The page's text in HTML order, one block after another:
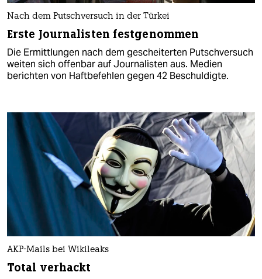
Nach dem Putschversuch in der Türkei
Erste Journalisten festgenommen
Die Ermittlungen nach dem gescheiterten Putschversuch
weiten sich offenbar auf Journalisten aus. Medien
berichten von Haftbefehlen gegen 42 Beschuldigte.
AKP-Mails bei Wikileaks
Total verhackt